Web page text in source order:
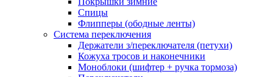
Спицы
Флипперы (ободные ленты)
Система переключения
Держатели з/переключателя (петухи)
Кожуха тросов и наконечники
Моноблоки (шифтер + ручка тормоза)